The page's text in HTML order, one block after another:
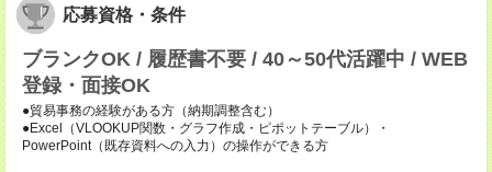
応募資格・条件
ブランクOK / 履歴書不要 / 40～50代活躍中 / WEB
登録・面接OK
●貿易事務の経験がある方（納期調整含む）
●Excel（VLOOKUP関数・グラフ作成・ピポットテーブル）・
PowerPoint（既存資料への入力）の操作ができる方